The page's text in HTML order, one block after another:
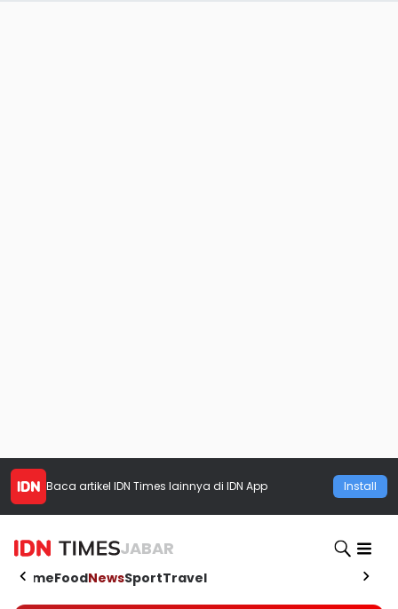
Baca artikel IDN Times lainnya di IDN App Install
JABAR
HomeFoodNewsSportTravel